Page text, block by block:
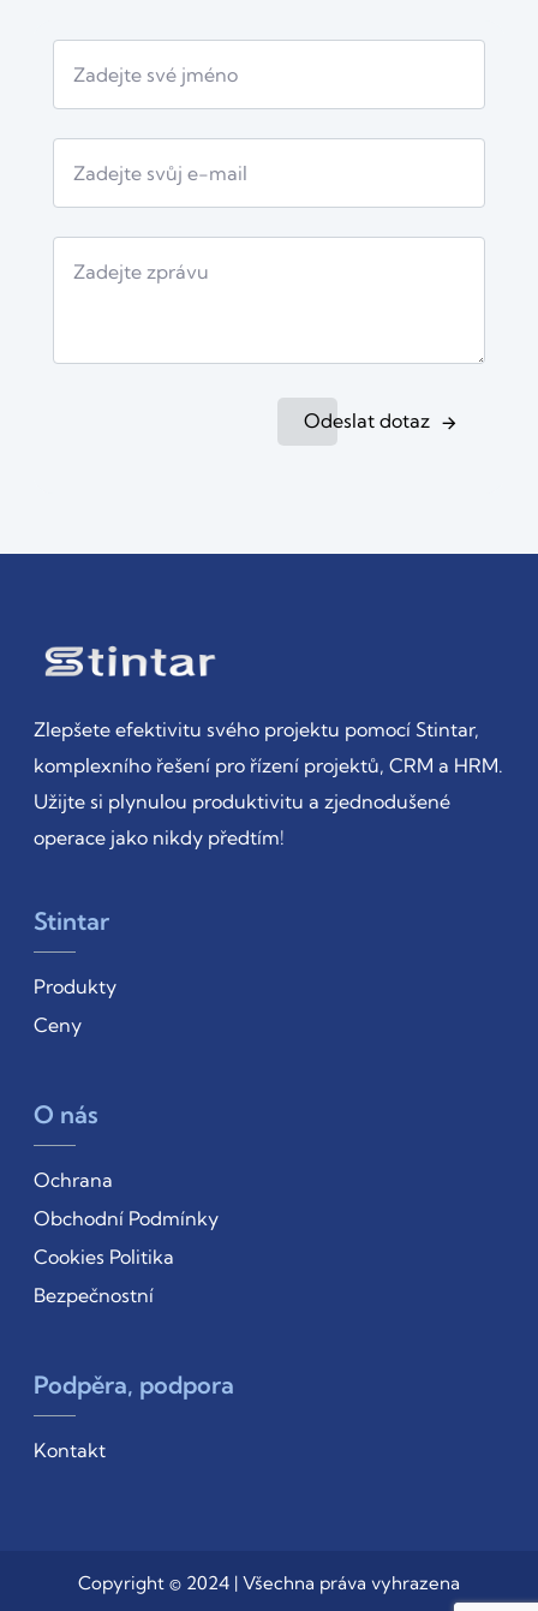
Odeslat dotaz
Zlepšete efektivitu svého projektu pomocí Stintar,
komplexního řešení pro řízení projektů, CRM a HRM.
Užijte si plynulou produktivitu a zjednodušené
operace jako nikdy předtím!
Stintar
Produkty
Ceny
O nás
Ochrana
Obchodní Podmínky
Cookies Politika
Bezpečnostní
Podpěra, podpora
Kontakt
Copyright © 2024 | Všechna práva vyhrazena